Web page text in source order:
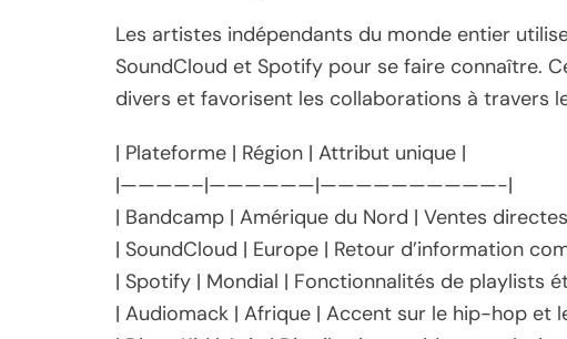
Les artistes indépendants du monde entier
SoundCloud et Spotify pour se faire connaître.
divers et favorisent les collaborations à travers
| Plateforme | Région | Attribut unique |
|————–|——————|——————————-|
| Bandcamp | Amérique du Nord | Ventes
| SoundCloud | Europe | Retour d’information
| Spotify | Mondial | Fonctionnalités de playlists
| Audiomack | Afrique | Accent sur le hip-hop et